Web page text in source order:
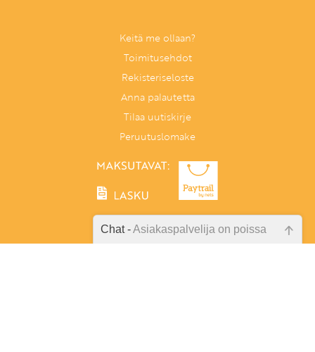
Keitä me ollaan?
Toimitusehdot
Rekisteriseloste
Anna palautetta
Tilaa uutiskirje
Peruutuslomake
Chat -Asiakaspalvelija on poissa